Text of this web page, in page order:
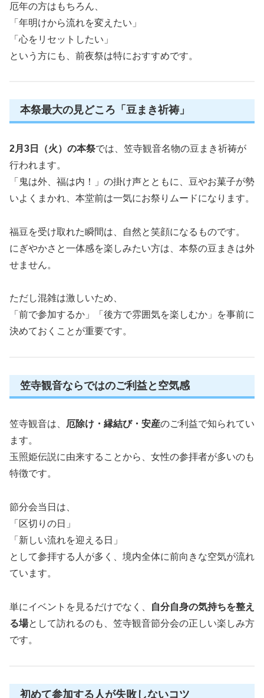
厄年の方はもちろん、
「年明けから流れを変えたい」
「心をリセットしたい」
という方にも、前夜祭は特におすすめです。
本祭最大の見どころ「豆まき祈祷」
2月3日（火）の本祭では、笠寺観音名物の豆まき祈祷が
行われます。
「鬼は外、福は内！」の掛け声とともに、豆やお菓子が勢
いよくまかれ、本堂前は一気にお祭りムードになります。
福豆を受け取れた瞬間は、自然と笑顔になるものです。
にぎやかさと一体感を楽しみたい方は、本祭の豆まきは外
せません。
ただし混雑は激しいため、
「前で参加するか」「後方で雰囲気を楽しむか」を事前に
決めておくことが重要です。
笠寺観音ならではのご利益と空気感
笠寺観音は、 厄除け・縁結び・安産のご利益で知られてい
ます。
玉照姫伝説に由来することから、女性の参拝者が多いのも
特徴です。
節分会当日は、
「区切りの日」
「新しい流れを迎える日」
として参拝する人が多く、境内全体に前向きな空気が流れ
ています。
単にイベントを見るだけでなく、
自分自身の気持ちを整え
る場として訪れるのも、笠寺観音節分会の正しい楽しみ方
です。
初めて参加する人が失敗しないコツ